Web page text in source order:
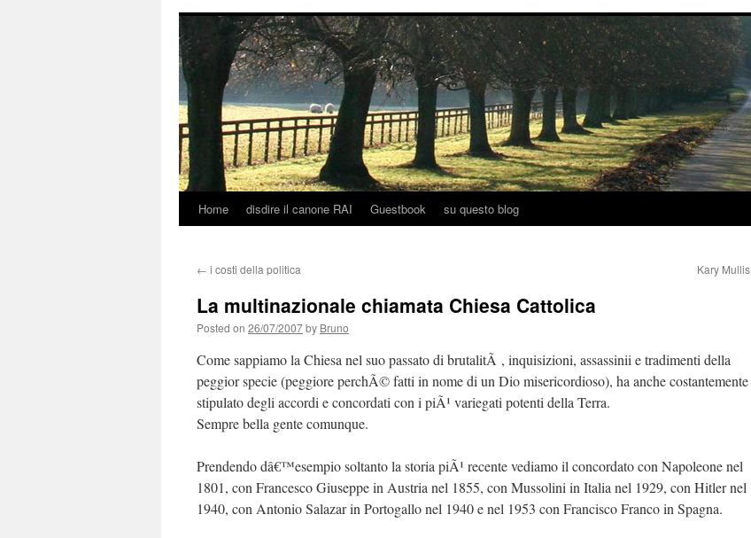
Skip
content
Home disdire il canone RAI Guestbook su questo blog
← i costi della politica Kary Mullis
La multinazionale chiamata Chiesa Cattolica
Posted on 26/07/2007by Bruno
Come sappiamo la Chiesa nel suo passato di brutalitÃ , inquisizioni, assassinii e tradimenti della
peggior specie (peggiore perchÃ© fatti in nome di un Dio misericordioso), ha anche costantemente
stipulato degli accordi e concordati con i piÃ¹ variegati potenti della Terra.
Sempre bella gente comunque.
Prendendo dâ€™esempio soltanto la storia piÃ¹ recente vediamo il concordato con Napoleone nel
1801, con Francesco Giuseppe in Austria nel 1855, con Mussolini in Italia nel 1929, con Hitler nel
1940, con Antonio Salazar in Portogallo nel 1940 e nel 1953 con Francisco Franco in Spagna.